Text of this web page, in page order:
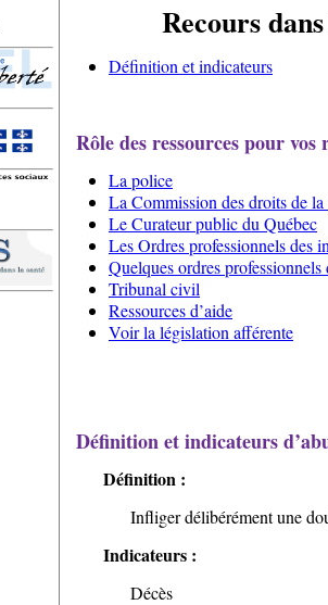
Recours
Définition et indicateurs
Rôle des ressources pour vos
La police
La Commission des droits de
Le Curateur public du Québec
Les Ordres professionnels des
Quelques ordres professionnels
Tribunal civil
Ressources d’aide
Voir la législation afférente
Définition et indicateurs
Définition :
Infliger délibérément une
Indicateurs :
Décès